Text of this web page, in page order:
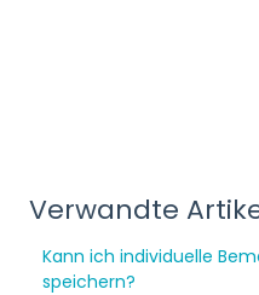
Verwandte
Kann ich individuelle
speichern?